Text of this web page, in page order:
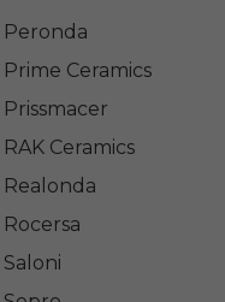
Peronda
Prime Ceramics
Prissmacer
RAK Ceramics
Realonda
Rocersa
Saloni